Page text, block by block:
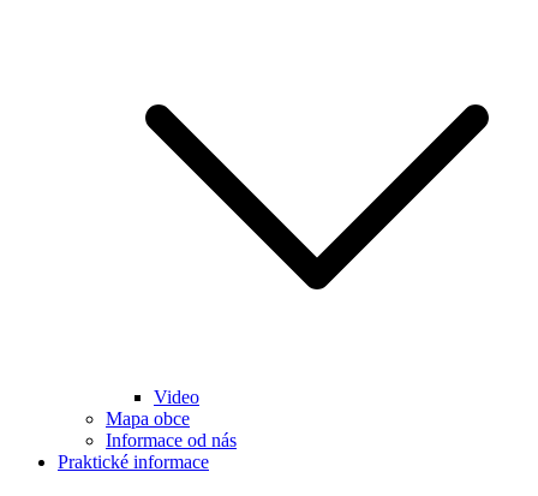
Video
Mapa obce
Informace od nás
Praktické informace